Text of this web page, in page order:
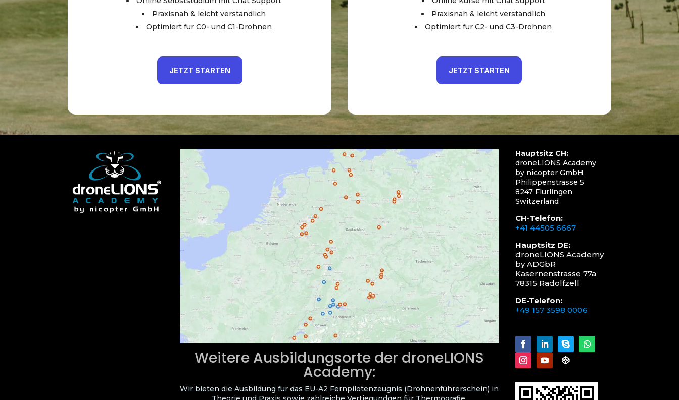
Praxisnah & leicht verständlich
Optimiert für C0- und C1-Drohnen
JETZT STARTEN
Praxisnah & leicht verständlich
Optimiert für C2- und C3-Drohnen
JETZT STARTEN
Weitere Ausbildungsorte der droneLIONS
Academy:
Wir bieten die Ausbildung für das EU-A2 Fernpilotenzeugnis (Drohnenführerschein) in
Hauptsitz CH:
droneLIONS Academy
by nicopter GmbH
Philippenstrasse 5
8247 Flurlingen
Switzerland
CH-Telefon:
+41 44505 6667
Hauptsitz DE:
droneLIONS Academy
by ADGbR
Kasernenstrasse 77a
78315 Radolfzell
DE-Telefon:
+49 157 3598 0006